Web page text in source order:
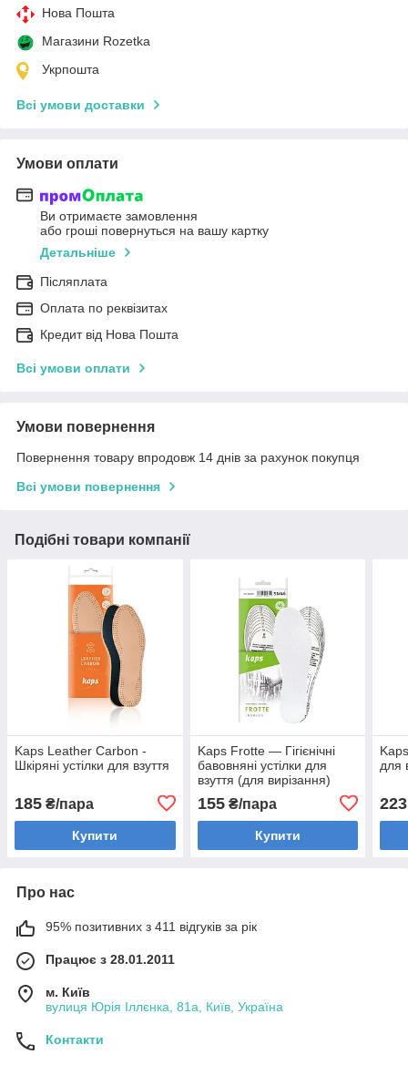
Нова Пошта
Магазини Rozetka
Укрпошта
Всі умови доставки
Умови оплати
Ви отримаєте замовлення
або гроші повернуться на вашу картку
Детальніше
Післяплата
Оплата по реквізитах
Кредит від Нова Пошта
Всі умови оплати
Умови повернення
Повернення товару впродовж 14 днів за рахунок покупця
Всі умови повернення
Подібні товари компанії
Kaps Leather Carbon -
Шкіряні устілки для взуття
185 ₴/пара
Купити
Kaps Frotte — Гігієнічні
бавовняні устілки для
взуття (для вирізання)
155₴/пара
Купити
для
223
Про нас
95% позитивних з 411 відгуків за рік
Працює з 28.01.2011
м. Київ
вулиця Юрія Іллєнка, 81а, Київ, Україна
Контакти